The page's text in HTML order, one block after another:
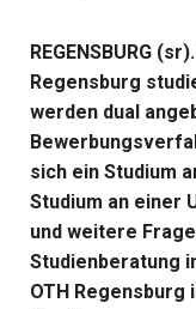
REGENSBURG
Regensburg
werden dual
sich ein Studium
Studium an einer
und weitere
Studienberatung
OTH